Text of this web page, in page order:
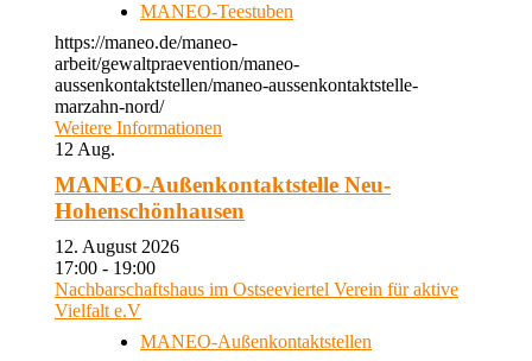
MANEO-Teestuben
https://maneo.de/maneo-
arbeit/gewaltpraevention/maneo-
aussenkontaktstellen/maneo-aussenkontaktstelle-
marzahn-nord/
Weitere Informationen
12 Aug.
MANEO-Außenkontaktstelle Neu-
Hohenschönhausen
12. August 2026
17:00 - 19:00
Nachbarschaftshaus im Ostseeviertel Verein für aktive
Vielfalt e.V
MANEO-Außenkontaktstellen